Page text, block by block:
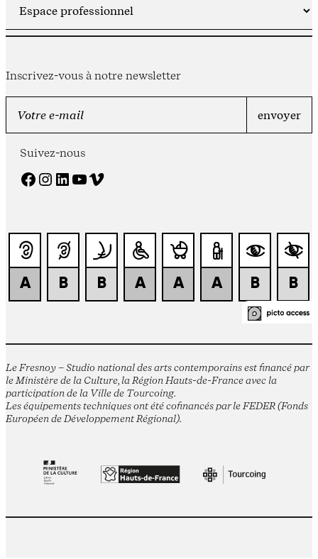
Inscrivez-vous à notre newsletter
Suivez-nous
Facebook Instagram LinkedIn YouTube Vimeo
Le Fresnoy – Studio national des arts contemporains est financé par
le Ministère de la Culture, la Région Hauts-de-France avec la
participation de la Ville de Tourcoing.
Les équipements techniques ont été cofinancés par le FEDER (Fonds
Européen de Développement Régional).